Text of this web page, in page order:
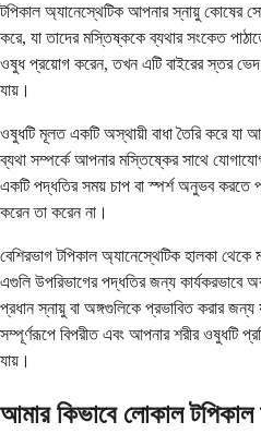
টপিকাল অ্যানেস্থেটিক আপনার স্নায়ু কোষের
করে, যা তাদের মস্তিষ্ককে ব্যথার সংকেত
ওষুধ প্রয়োগ করেন, তখন এটি বাইরের স্তর
যায়।
ওষুধটি মূলত একটি অস্থায়ী বাধা তৈরি করে যা
ব্যথা সম্পর্কে আপনার মস্তিষ্কের সাথে
একটি পদ্ধতির সময় চাপ বা স্পর্শ অনুভব করতে
করেন তা করেন না।
বেশিরভাগ টপিকাল অ্যানেস্থেটিক হালকা থেকে
এগুলি উপরিভাগের পদ্ধতির জন্য কার্যকরভাবে
প্রধান স্নায়ু বা অঙ্গগুলিকে প্রভাবিত করার
সম্পূর্ণরূপে বিপরীত এবং আপনার শরীর ওষুধটি
যায়।
আমার কিভাবে লোকাল টপিকাল